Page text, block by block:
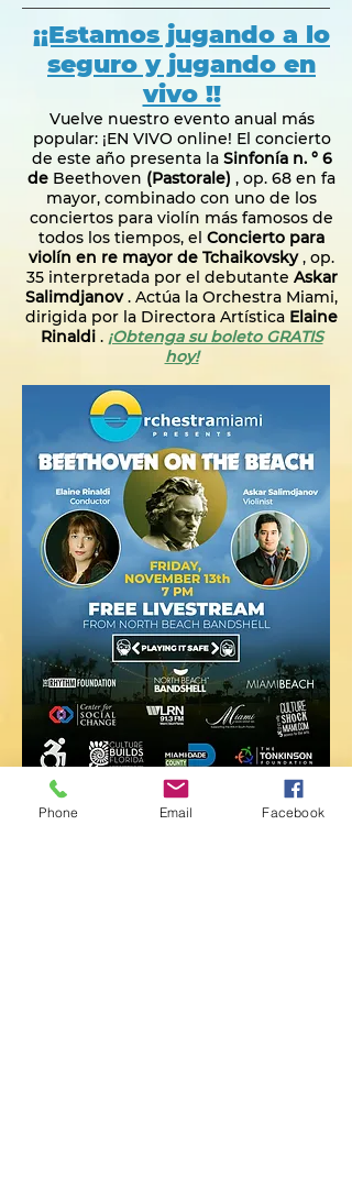
¡¡Estamos jugando a lo
seguro y jugando en
vivo !!
Vuelve nuestro evento anual más
popular: ¡EN VIVO online! El concierto
de este año presenta la Sinfonía n. ° 6
de Beethoven (Pastorale) , op. 68 en fa
mayor, combinado con uno de los
conciertos para violín más famosos de
todos los tiempos, el Concierto para
violín en re mayor de Tchaikovsky, op.
35 interpretada por el debutante Askar
Salimdjanov. Actúa la Orchestra Miami,
dirigida por la Directora Artística Elaine
Rinaldi . ¡Obtenga su boleto GRATIS
hoy!
Regístrese para ver aquí
Mira EN VIVO en
Facebook
Phone Email Facebook